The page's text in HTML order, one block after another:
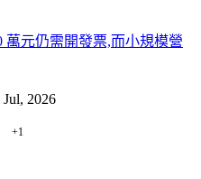
萬元仍需開發票,而小規模營
2026
+1